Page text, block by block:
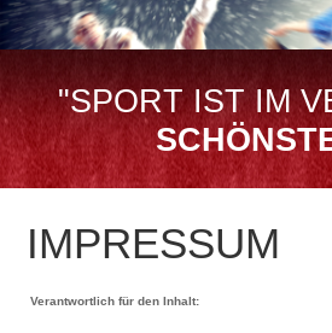
"SPORT IST IM
IMPRESSUM
Verantwortlich für den Inhalt: